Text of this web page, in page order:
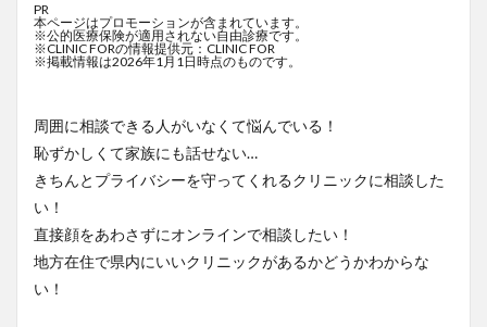
PR
本ページはプロモーションが含まれています。
※公的医療保険が適用されない自由診療です。
※CLINIC FORの情報提供元：CLINIC FOR
※掲載情報は2026年1月1日時点のものです。
周囲に相談できる人がいなくて悩んでいる！
恥ずかしくて家族にも話せない…
きちんとプライバシーを守ってくれるクリニックに相談した
い！
直接顔をあわさずにオンラインで相談したい！
地方在住で県内にいいクリニックがあるかどうかわからな
い！